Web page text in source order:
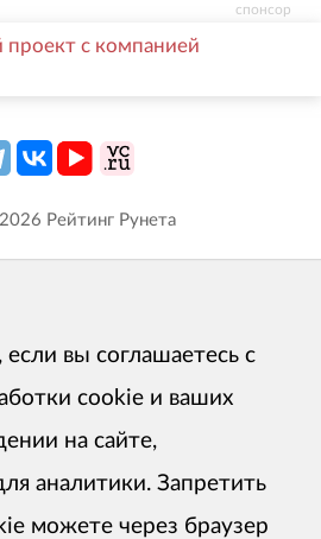
спонсор
с компанией
2026 Рейтинг Рунета
вы соглашаетесь с
cookie и ваших
на сайте,
аналитики. Запретить
можете через браузер